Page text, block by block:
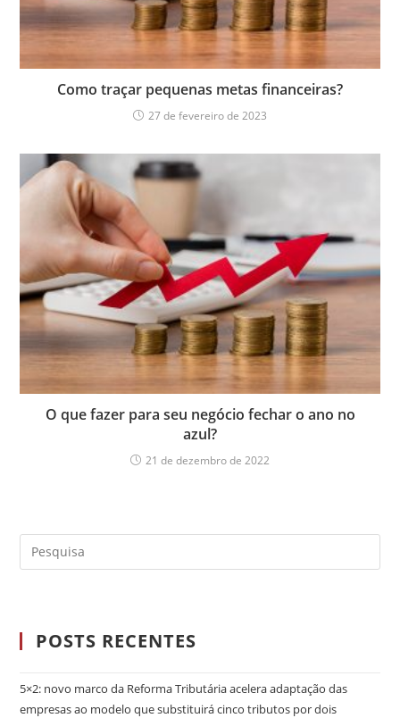
Como traçar pequenas metas financeiras?
27 de fevereiro de 2023
O que fazer para seu negócio fechar o ano no
azul?
21 de dezembro de 2022
POSTS RECENTES
5×2: novo marco da Reforma Tributária acelera adaptação das
empresas ao modelo que substituirá cinco tributos por dois